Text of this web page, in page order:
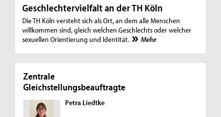
Geschlechtervielfalt an der TH Köln
Die TH Köln versteht sich als Ort, an dem alle Menschen
willkommen sind, gleich welchen Geschlechts oder welcher
sexuellen Orientierung und Identität.
Mehr
Zentrale
Gleichstellungsbeauftragte
Petra Liedtke